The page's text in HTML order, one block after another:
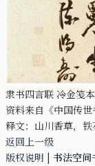
隶书四言联 冷金笺
资料来自《中国传世
释文：山川香草，
返回上一级
版权说明 | 书法空间